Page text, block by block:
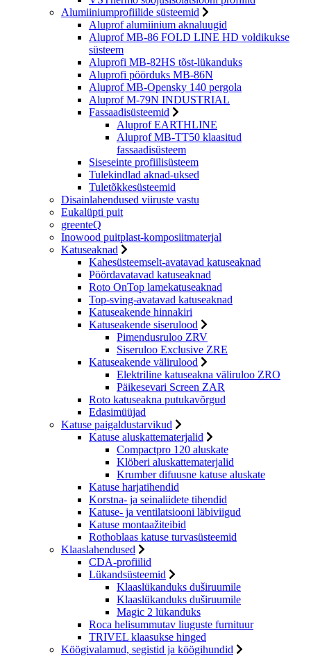
Alumiiniumprofiilide süsteemid
Aluprof alumiinium aknaluugid
Aluprof MB-86 FOLD LINE HD voldikukse
süsteem
Aluprofi MB-82HS tõst-lükanduks
Aluprofi pöörduks MB-86N
Aluprof MB-Opensky 140 pergola
Aluprof M-79N INDUSTRIAL
Fassaadisüsteemid
Aluprof EARTHLINE
Aluprof MB-TT50 klaasitud
fassaadisüsteem
Siseseinte profiilisüsteem
Tulekindlad aknad-uksed
Tuletõkkesüsteemid
Disainlahendused viiruste vastu
Eukalüpti puit
greenteQ
Inowood puitplast-komposiitmaterjal
Katuseaknad
Kahesüsteemselt-avatavad katuseaknad
Pöördavatavad katuseaknad
Roto OnTop lamekatuseaknad
Top-sving-avatavad katuseaknad
Katuseakende hinnakiri
Katuseakende siserulood
Pimendusruloo ZRV
Siseruloo Exclusive ZRE
Katuseakende välirulood
Elektriline katuseakna väliruloo ZRO
Päikesevari Screen ZAR
Roto katuseakna putukavõrgud
Edasimüüjad
Katuse paigaldustarvikud
Katuse aluskattematerjalid
Compactpro 120 aluskate
Klöberi aluskattematerjalid
Krumber difuusne katuse aluskate
Katuse harjatihendid
Korstna- ja seinaliidete tihendid
Katuse- ja ventilatsiooni läbiviigud
Katuse montaažiteibid
Rothoblaas katuse turvasüsteemid
Klaaslahendused
CDA-profiilid
Lükandsüsteemid
Klaaslükanduks duširuumile
Klaaslükanduks duširuumile
Magic 2 lükanduks
Roca helisummutav liuguste furnituur
TRIVEL klaasukse hinged
Köögivalamud, segistid ja köögihundid